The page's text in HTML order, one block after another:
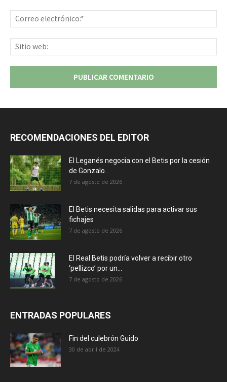
RECOMENDACIONES DEL EDITOR
El Leganés negocia con el Betis por la cesión
de Gonzalo...
7 de agosto de 2026
El Betis necesita salidas para activar sus
fichajes
7 de agosto de 2026
El Real Betis podría volver a recibir otro
‘pellizco’ por un...
7 de agosto de 2026
ENTRADAS POPULARES
Fin del culebrón Guido
30 de abril de 2024